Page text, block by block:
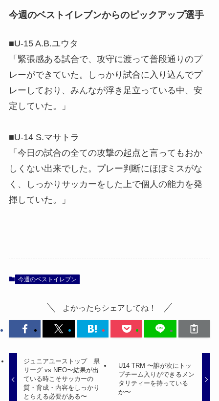
今週のベストイレブンからのピックアップ選手
■U-15 A.B.ユウタ
「緊張感ある試合で、攻守に渡って普段通りのプ
レーができていた。しっかり試合に入り込んでプ
レーしており、みんなが浮き足立っている中、安
定していた。」
■U-14 S.マサトラ
「今日の試合の全ての攻撃の起点と言ってもおか
しくない出来でした。プレー判断にほぼミスがな
く、しっかりサッカーをした上で個人の能力を発
揮していた。」
今週のベストイレブン
よかったらシェアしてね！
ジュニアユーストップ 県
リーグ vs NEO〜結果が出
ている時こそサッカーの
質・育成・内容をしっかり
とらえる必要がある〜
U14 TRM 〜誰が次にトッ
プチーム入りができるメン
タリティーを持っている
か〜